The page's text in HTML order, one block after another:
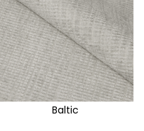
Baltic